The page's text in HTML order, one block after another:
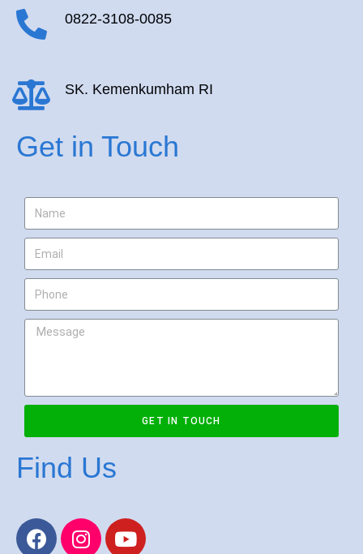
0822-3108-0085
SK. Kemenkumham RI
Get in Touch
GET IN TOUCH
Find Us